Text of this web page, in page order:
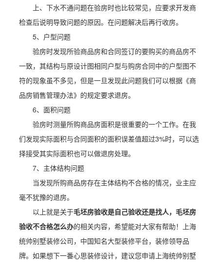
上、下水不通问题在验房时也比较常见，应要求开发商
检查后说明导致问题的原因。在问题解决后再行收房。
5、户型问题
验房时发现所验商品房和合同签订的要购买的商品房不
一致，其结构与原设计图相同户型与购房合同中的户型图不
符的现象虽不多见，但是一旦发现此问题我们可以根据《商
品房销售管理办法》的规定要求退房。
6、面积问题
验房时测量所购商品房面积是很重要的一个工作。在我
们发现实际面积与合同面积的面积误差值超过3%时，可以选
择接受其实际面积也可以做退房处理。
7、主体结构问题
当发现所购商品房存在主体结构不合格的情况，业主应
毫不犹豫的退房。
以上就是关于毛坯房验收是自己验收还是找人，毛坯房
验收不合格怎么办的相关内容，希望能对大家有帮助！上海
统帅别墅装修公司，中国知名大型装修平台，装修领导品
牌。如果想下一番心思装修设计，建议您申请上海统帅别墅